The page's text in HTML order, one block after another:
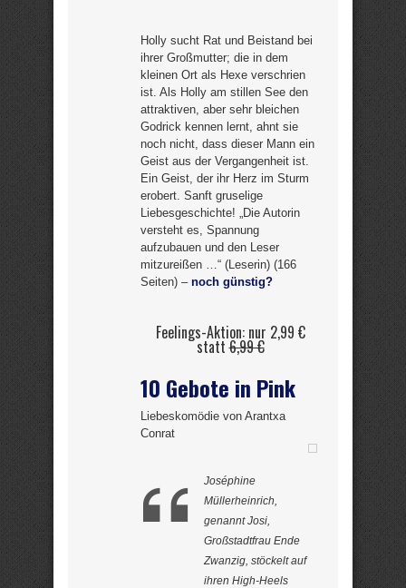
Holly sucht Rat und Beistand bei
ihrer Großmutter; die in dem
kleinen Ort als Hexe verschrien
ist. Als Holly am stillen See den
attraktiven, aber sehr bleichen
Godrick kennen lernt, ahnt sie
noch nicht, dass dieser Mann ein
Geist aus der Vergangenheit ist.
Ein Geist, der ihr Herz im Sturm
erobert. Sanft gruselige
Liebesgeschichte! „Die Autorin
versteht es, Spannung
aufzubauen und den Leser
mitzureißen …“ (Leserin) (166
Seiten) – noch günstig?
Feelings-Aktion: nur 2,99 €
statt6,99 €
10 Gebote in Pink
Liebeskomödie von Arantxa
Conrat
Joséphine
Müllerheinrich,
genannt Josi,
Großstadtfrau Ende
Zwanzig, stöckelt auf
ihren High-Heels